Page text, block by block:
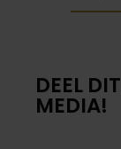
DEEL
MEDIA!